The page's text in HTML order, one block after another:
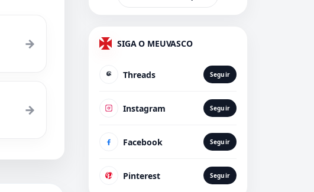
→
→
SIGA O MEUVASCO
Threads Seguir
Instagram Seguir
Facebook Seguir
Pinterest Seguir